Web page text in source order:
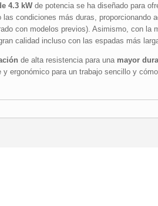
4.3 kWde potencia se ha diseñado para
las condiciones más duras, proporcionando
con modelos previos). Asimismo, con la
calidad incluso con las espadas más
de alta resistencia para una mayor
y ergonómico para un trabajo sencillo y